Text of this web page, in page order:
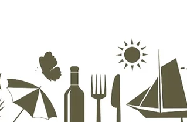
i Evjua i august?
Vis